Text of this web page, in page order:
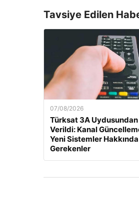
Tavsiye Edilen
07/08/2026
Türksat 3A Uydusundan
Verildi: Kanal
Yeni Sistemler
Gerekenler